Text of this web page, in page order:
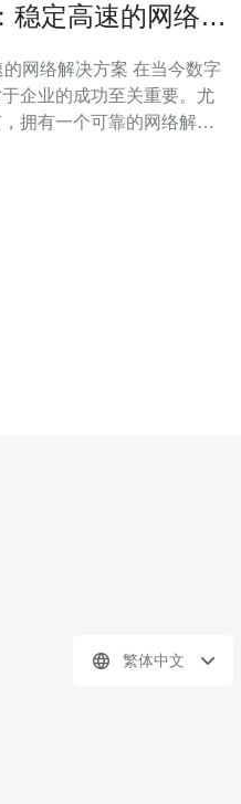
稳定高速的网络解
决方案 在当今数字
企业的成功至关重要。尤
拥有一个可靠的网络解决
繁体中文